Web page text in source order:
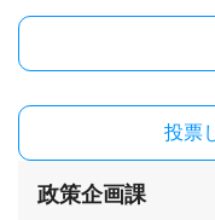
投票
政策企画課